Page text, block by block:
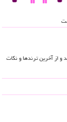
و از آخرین ترندها و نکات